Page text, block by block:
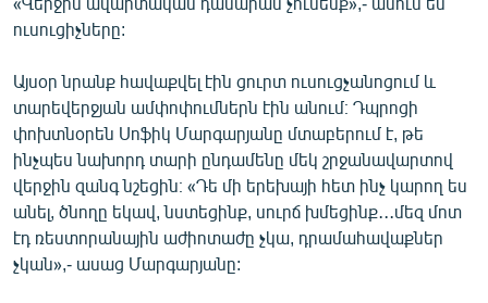
ԲԱՆԱՎԵՃ
ՓՈԴՔԱՍԹ
Հայերեն
English
Русский
ուսուցիչները:
Այսօր նրանք հավաքվել էին ցուրտ ուսուցչանոցում և
տարեվերջյան ամփոփումներն էին անում։ Դպրոցի
փոխտնօրեն Սոֆիկ Մարգարյանը մտաբերում է, թե
ինչպես նախորդ տարի ընդամենը մեկ շրջանավարտով
վերջին զանգ նշեցին։ «Դե մի երեխայի հետ ինչ կարող ես
անել, ծնողը եկավ, նստեցինք, սուրճ խմեցինք․․․մեզ մոտ
էդ ռեստորանային աժիոտաժը չկա, դրամահավաքներ
չկան»,- ասաց Մարգարյանը: